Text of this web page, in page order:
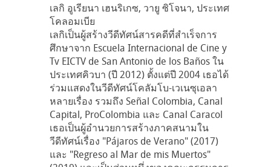
เลกิ อูเรียนา เฮนริเกซ, วายู ซิโจนา, ประเทศ
โคลอมเบีย
เลกิเป็นผู้สร้างวีดีทัศน์สารคดีที่สำเร็จการ
ศึกษาจาก Escuela Internacional de Cine y
Tv EICTV de San Antonio de los Baños ใน
ประเทศคิวบา (ปี 2012) ตั้งแต่ปี 2004 เธอได้
ร่วมแสดงในวีดีทัศน์โคลัมโบ-เวเนซุเอลา
หลายเรื่อง รวมถึง Señal Colombia, Canal
Capital, ProColombia และ Canal Caracol
เธอเป็นผู้อำนวยการสร้างภาคสนามใน
วีดีทัศน์เรื่อง "Pájaros de Verano" (2017)
และ "Regreso al Mar de mis Muertos"